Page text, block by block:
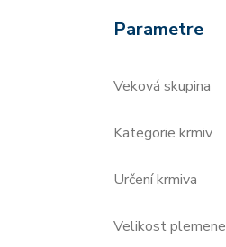
Parametre
Veková skupina
Kategorie krmiv
Určení krmiva
Velikost plemene